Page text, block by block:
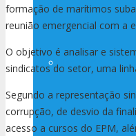
Diretoria
formação de marítimos
reunião emergencial com a
O objetivo é analisar e
sindicatos do setor, uma
Segundo a representação
corrupção, de desvio da
acesso a cursos do EPM,